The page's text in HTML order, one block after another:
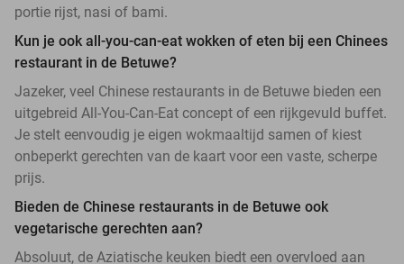
portie rijst, nasi of bami.
Kun je ook all-you-can-eat wokken of eten bij een Chinees
restaurant in de Betuwe?
Jazeker, veel Chinese restaurants in de Betuwe bieden een
uitgebreid All-You-Can-Eat concept of een rijkgevuld buffet.
Je stelt eenvoudig je eigen wokmaaltijd samen of kiest
onbeperkt gerechten van de kaart voor een vaste, scherpe
prijs.
Bieden de Chinese restaurants in de Betuwe ook
vegetarische gerechten aan?
Absoluut, de Aziatische keuken biedt een overvloed aan